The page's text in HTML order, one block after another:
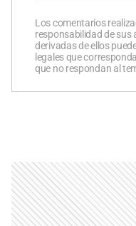
Los comentarios
responsabilidad de sus
derivadas de ellos
legales que
que no respondan al